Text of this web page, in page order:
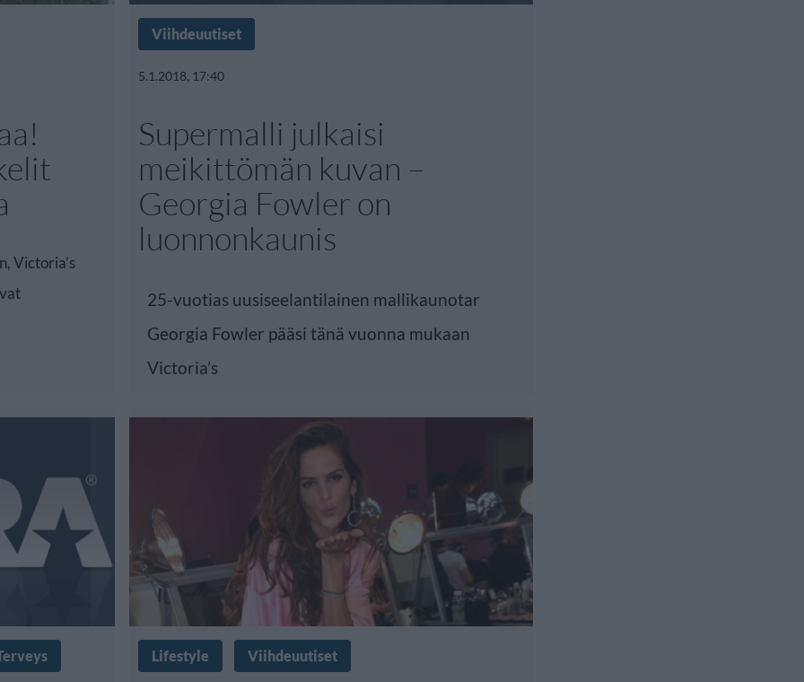
Victoria’s
Viihdeuutiset
5.1.2018, 17:40
Supermalli julkaisi
meikittömän kuvan –
Georgia Fowler on
luonnonkaunis
25-vuotias uusiseelantilainen mallikaunotar
Georgia Fowler pääsi tänä vuonna mukaan
Victoria’s
Lifestyle Viihdeuutiset